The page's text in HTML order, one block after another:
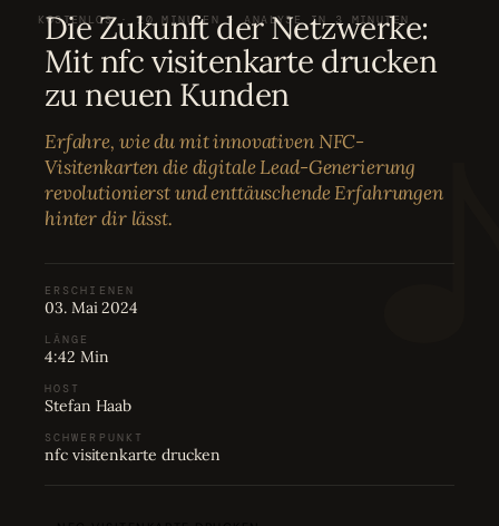
Podcasts
04 Bewertungen
Karriere
KOSTENLOS · 20 MINUTEN · ANALYSE IN 3 MINUTEN
Die Zukunft der Netzwerke:
Mit nfc visitenkarte drucken
zu neuen Kunden
Erfahre, wie du mit innovativen NFC-
Visitenkarten die digitale Lead-Generierung
revolutionierst und enttäuschende Erfahrungen
hinter dir lässt.
ERSCHIENEN
03. Mai 2024
LÄNGE
4:42 Min
HOST
Stefan Haab
SCHWERPUNKT
nfc visitenkarte drucken